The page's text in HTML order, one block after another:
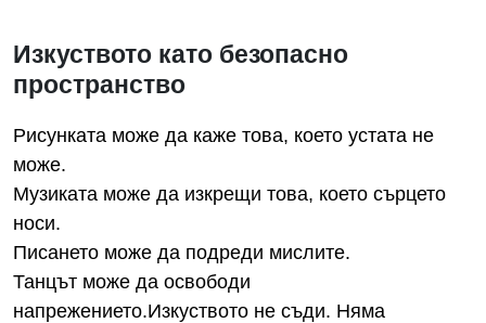
Изкуството като безопасно
пространство
Рисунката може да каже това, което устата не
може.
Музиката може да изкрещи това, което сърцето
носи.
Писането може да подреди мислите.
Танцът може да освободи
напрежението.Изкуството не съди. Няма